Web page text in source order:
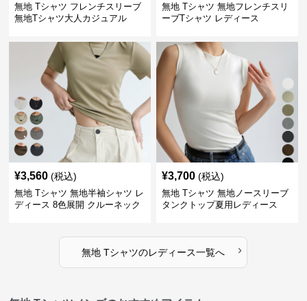
無地 Tシャツ フレンチスリーブ
無地Tシャツ大人カジュアル
無地 Tシャツ 無地フレンチスリ
ーブTシャツ レディース
¥3,560 (税込)
無地 Tシャツ 無地半袖シャツ レ
ディース 8色展開 クルーネック
¥3,700 (税込)
無地 Tシャツ 無地ノースリーブ
タンクトップ夏用レディース
無地 Tシャツのレディース一覧へ ›